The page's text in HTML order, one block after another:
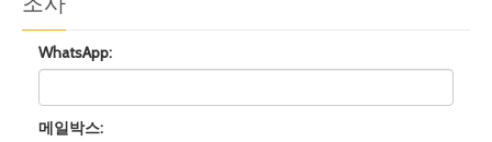
WhatsApp:
메일박스: